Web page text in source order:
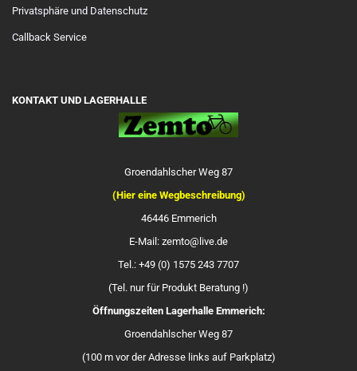
Privatsphäre und Datenschutz
Callback Service
KONTAKT UND LAGERHALLE
Groendahlscher Weg 87
(Hier eine Wegbeschreibung)
46446 Emmerich
E-Mail: zemto@live.de
Tel.: +49 (0) 1575 243 7707
(Tel. nur für Produkt Beratung !)
Öffnungszeiten Lagerhalle Emmerich:
Groendahlscher Weg 87
(100 m vor der Adresse links auf Parkplatz)